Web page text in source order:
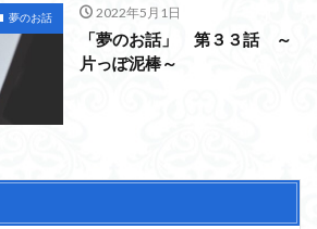
夢のお話 2022年5月1日
「夢のお話」 第３３話 ～
片っぽ泥棒～